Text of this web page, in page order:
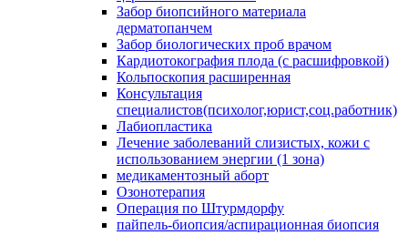
Забор биопсийного материала
дерматопанчем
Забор биологических проб врачом
Кардиотокография плода (с расшифровкой)
Кольпоскопия расширенная
Консультация
специалистов(психолог,юрист,соц.работник)
Лабиопластика
Лечение заболеваний слизистых, кожи с
использованием энергии (1 зона)
медикаментозный аборт
Озонотерапия
Операция по Штурмдорфу
пайпель-биопсия/аспирационная биопсия